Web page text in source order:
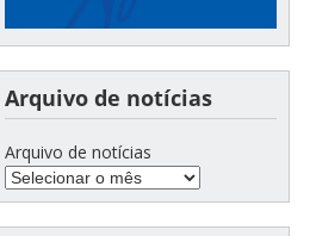
Arquivo de notícias
Arquivo de notícias